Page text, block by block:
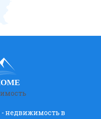
- недвижимость в